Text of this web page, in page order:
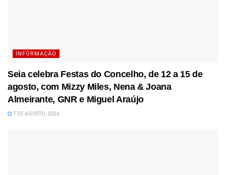
INFORMAÇÃO
Seia celebra Festas do Concelho, de 12 a 15 de
agosto, com Mizzy Miles, Nena & Joana
Almeirante, GNR e Miguel Araújo
7 DE AGOSTO, 2026